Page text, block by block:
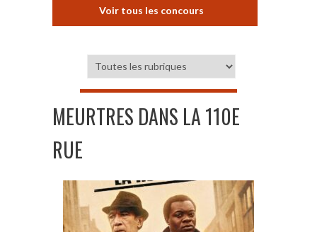
Voir tous les concours
MEURTRES DANS LA 110E
RUE